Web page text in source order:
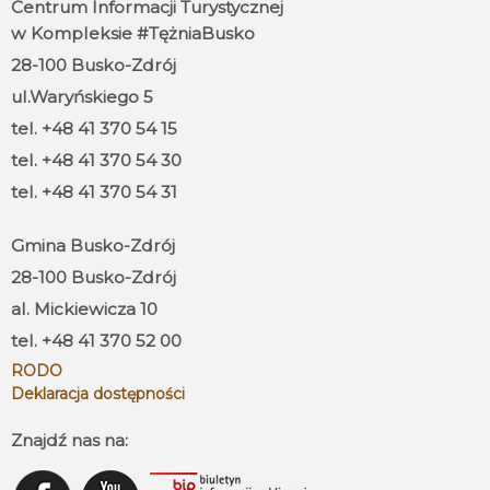
Centrum Informacji Turystycznej
w Kompleksie #TężniaBusko
28-100 Busko-Zdrój
ul.Waryńskiego 5
tel. +48 41 370 54 15
tel. +48 41 370 54 30
tel. +48 41 370 54 31
Gmina Busko-Zdrój
28-100 Busko-Zdrój
al. Mickiewicza 10
tel. +48 41 370 52 00
RODO
Deklaracja dostępności
Znajdź nas na: